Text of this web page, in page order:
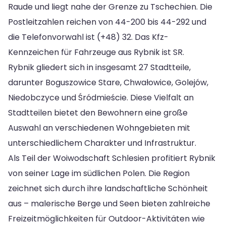
Raude und liegt nahe der Grenze zu Tschechien. Die
Postleitzahlen reichen von 44-200 bis 44-292 und
die Telefonvorwahl ist (+48) 32. Das Kfz-
Kennzeichen für Fahrzeuge aus Rybnik ist SR.
Rybnik gliedert sich in insgesamt 27 Stadtteile,
darunter Boguszowice Stare, Chwałowice, Golejów,
Niedobczyce und Śródmieście. Diese Vielfalt an
Stadtteilen bietet den Bewohnern eine große
Auswahl an verschiedenen Wohngebieten mit
unterschiedlichem Charakter und Infrastruktur.
Als Teil der Woiwodschaft Schlesien profitiert Rybnik
von seiner Lage im südlichen Polen. Die Region
zeichnet sich durch ihre landschaftliche Schönheit
aus – malerische Berge und Seen bieten zahlreiche
Freizeitmöglichkeiten für Outdoor-Aktivitäten wie